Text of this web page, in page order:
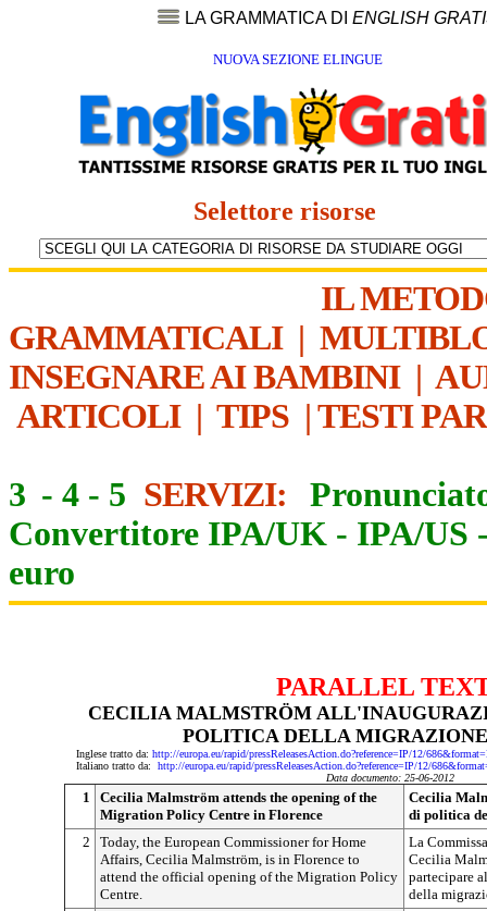
LA GRAMMATICA DI ENGLISH
NUOVA SEZIONE ELINGUE
Selettore risorse
IL
GRAMMATICALI|
INSEGNARE AI BAMBINI|
ARTICOLI| TIPS | TESTI
3 - 4 - 5 SERVIZI:
Convertitore IPA/UK - IPA/US
euro
PARALLEL
CECILIA MALMSTRÖM
POLITICA DELLA
Inglese tratto da: http://europa.eu/rapid/pressReleasesAction.do?reference=IP/12/
Italiano tratto da: http://europa.eu/rapid/pressReleasesAction.do?reference=IP/12/
Data documento: 25-06-2012
1
Cecilia Malmström attends the opening of the
Migration Policy Centre in Florence
Cecilia
di politica
2
Today, the European Commissioner for Home
Affairs, Cecilia Malmström, is in Florence to
attend the official opening of the Migration Policy
Centre.
La
Cecilia
partecipare
della